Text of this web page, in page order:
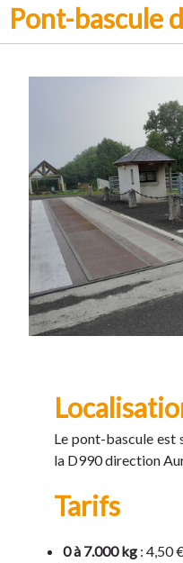
Pont-bascule
Le pont-bascule est
la D990 direction
Tarifs
0 à 7.000 kg : 4,50